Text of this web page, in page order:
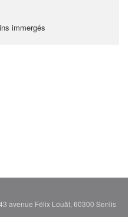
immergés
avenue Félix Louât, 60300 Senlis